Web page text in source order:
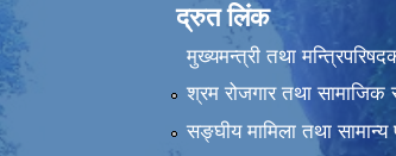
द्रुत लिंक
मुख्यमन्त्री तथा
श्रम रोजगार तथा सामाजिक
सङ्‍घीय मामिला तथा